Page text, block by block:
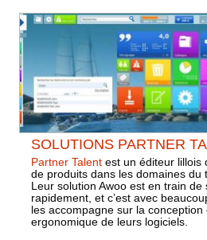
SOLUTIONS PARTNER
Partner Talent est un éditeur lillois
de produits dans les domaines du
Leur solution Awoo est en train de
rapidement, et c’est avec
les accompagne sur la conception
ergonomique de leurs logiciels.